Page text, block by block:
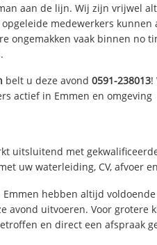
aan de lijn. Wij zijn vrijwel
medewerkers kunnen
ongemakken vaak binnen no
belt u deze avond0591-238013!
actief in Emmen en omgeving
uitsluitend met
uw waterleiding, CV, afvoer
Emmen hebben altijd
avond uitvoeren. Voor grotere
en direct een afspraak